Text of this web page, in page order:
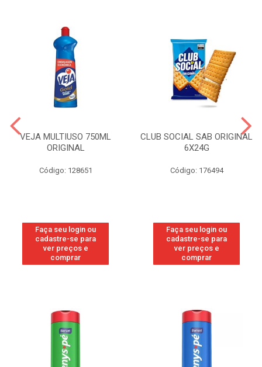
VEJA MULTIUSO 750ML
ORIGINAL
Código: 128651
Faça seu login ou
cadastre-se para
ver preços e
comprar
CLUB SOCIAL SAB ORIGINAL
6X24G
Código: 176494
Faça seu login ou
cadastre-se para
ver preços e
comprar